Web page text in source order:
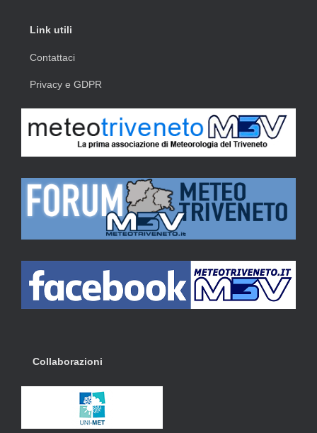
Link utili
Contattaci
Privacy e GDPR
Collaborazioni